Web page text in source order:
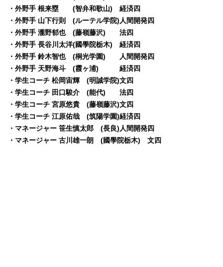
・外野手 根来塁 (智弁和歌山) 経済四
・外野手 山下行則 (ルーテル学院)人間開発四
・外野手 瀧野郁也 (藤嶺藤沢) 法四
・外野手 長谷川太洋(國學院栃木) 経済四
・外野手 鈴木智也 (桐光学園) 人間開発四
・外野手 天野海斗 (霞ヶ浦) 経済四
・学生コーチ 松岡宙輝 (明誠学院)文四
・学生コーチ 田口駿介 (能代) 法四
・学生コーチ 宮原悠貴 (藤嶺藤沢)文四
・学生コーチ 江原佑哉 (筑陽学園)経済四
・マネージャー 笹生慎太郎 (長良)人間開発四
・マネージャー 古川雄一朗 (國學院栃木) 文四